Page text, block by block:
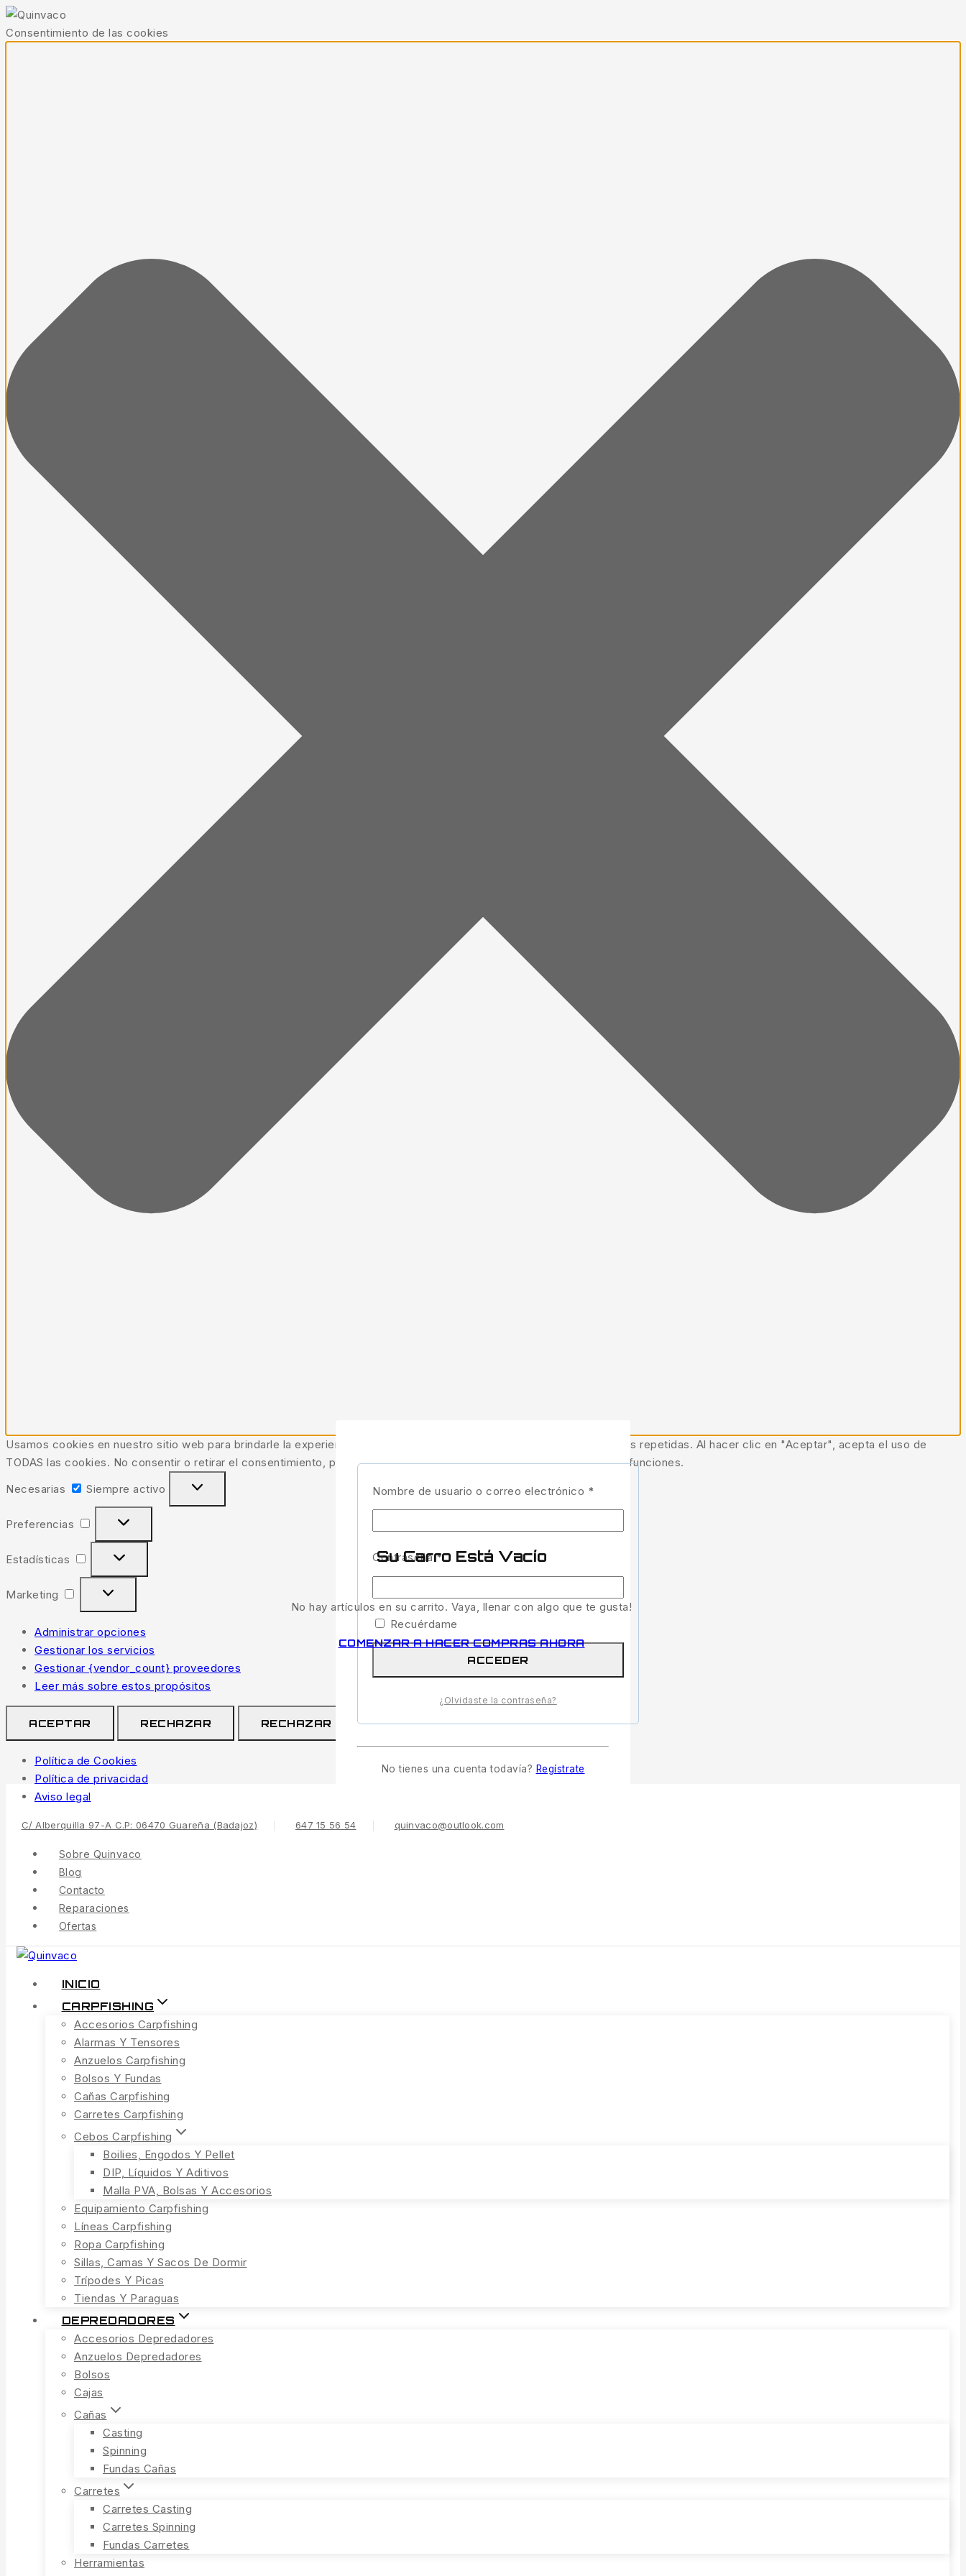
Consentimiento de las cookies
Usamos cookies en nuestro sitio web para brindarle la experiencia más relevante recordando sus preferencias y visitas repetidas. Al hacer clic en "Aceptar", acepta el uso de
TODAS las cookies. No consentir o retirar el consentimiento, puede afectar negativamente a ciertas características y funciones.
Necesarias
Siempre activo
Preferencias
Estadísticas
Marketing
Administrar opciones
Gestionar los servicios
Gestionar {vendor_count} proveedores
Leer más sobre estos propósitos
ACEPTAR RECHAZAR RECHAZAR RECHAZAR Rechazar
Política de Cookies
Política de privacidad
Aviso legal
Saltar
Contenido
C/ Alberquilla 97-A C.P: 06470 Guareña (Badajoz) 647 15 56 54 quinvaco@outlook.com
Sobre Quinvaco
Blog
Contacto
Reparaciones
Ofertas
INICIO
CARPFISHING
Accesorios Carpfishing
Alarmas Y Tensores
Anzuelos Carpfishing
Bolsos Y Fundas
Cañas Carpfishing
Carretes Carpfishing
Cebos Carpfishing
Boilies, Engodos Y Pellet
DIP, Líquidos Y Aditivos
Malla PVA, Bolsas Y Accesorios
Equipamiento Carpfishing
Líneas Carpfishing
Ropa Carpfishing
Sillas, Camas Y Sacos De Dormir
Trípodes Y Picas
Tiendas Y Paraguas
DEPREDADORES
Accesorios Depredadores
Anzuelos Depredadores
Bolsos
Cajas
Cañas
Casting
Spinning
Fundas Cañas
Carretes
Carretes Casting
Carretes Spinning
Fundas Carretes
Herramientas
Nombre de usuario o correo electrónico *
Contraseña*Obligatorio
Recuérdame
ACCEDER
¿Olvidaste la contraseña?
No tienes una cuenta todavía? Regístrate
Su Carro Está Vacío
No hay artículos en su carrito. Vaya, llenar con algo que te gusta!
COMENZAR A HACER COMPRAS AHORA